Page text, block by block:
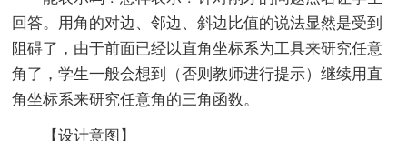
回答。用角的对边、邻边、斜边比值的说法显然是受到
阻碍了，由于前面已经以直角坐标系为工具来研究任意
角了，学生一般会想到（否则教师进行提示）继续用直
角坐标系来研究任意角的三角函数。
【设计意图】